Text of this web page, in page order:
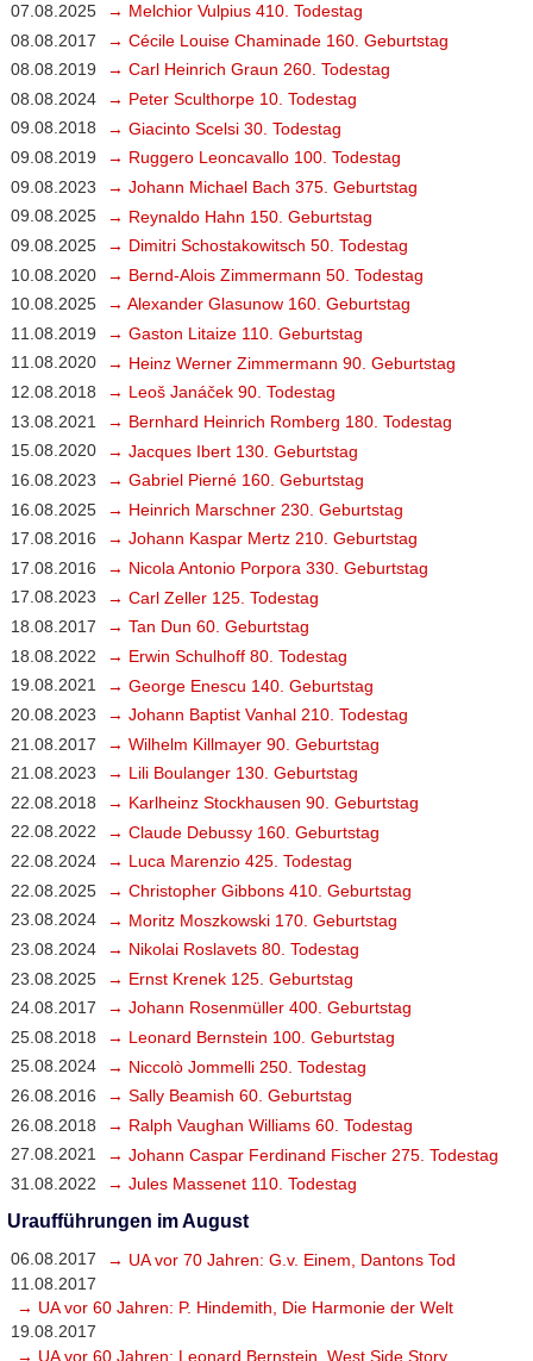
07.08.2025
→ Melchior Vulpius 410. Todestag
08.08.2017
→ Cécile Louise Chaminade 160. Geburtstag
08.08.2019
→ Carl Heinrich Graun 260. Todestag
08.08.2024
→ Peter Sculthorpe 10. Todestag
09.08.2018
→ Giacinto Scelsi 30. Todestag
09.08.2019
→ Ruggero Leoncavallo 100. Todestag
09.08.2023
→ Johann Michael Bach 375. Geburtstag
09.08.2025
→ Reynaldo Hahn 150. Geburtstag
09.08.2025
→ Dimitri Schostakowitsch 50. Todestag
10.08.2020
→ Bernd-Alois Zimmermann 50. Todestag
10.08.2025
→ Alexander Glasunow 160. Geburtstag
11.08.2019
→ Gaston Litaize 110. Geburtstag
11.08.2020
→ Heinz Werner Zimmermann 90. Geburtstag
12.08.2018
→ Leoš Janáček 90. Todestag
13.08.2021
→ Bernhard Heinrich Romberg 180. Todestag
15.08.2020
→ Jacques Ibert 130. Geburtstag
16.08.2023
→ Gabriel Pierné 160. Geburtstag
16.08.2025
→ Heinrich Marschner 230. Geburtstag
17.08.2016
→ Johann Kaspar Mertz 210. Geburtstag
17.08.2016
→ Nicola Antonio Porpora 330. Geburtstag
17.08.2023
→ Carl Zeller 125. Todestag
18.08.2017
→ Tan Dun 60. Geburtstag
18.08.2022
→ Erwin Schulhoff 80. Todestag
19.08.2021
→ George Enescu 140. Geburtstag
20.08.2023
→ Johann Baptist Vanhal 210. Todestag
21.08.2017
→ Wilhelm Killmayer 90. Geburtstag
21.08.2023
→ Lili Boulanger 130. Geburtstag
22.08.2018
→ Karlheinz Stockhausen 90. Geburtstag
22.08.2022
→ Claude Debussy 160. Geburtstag
22.08.2024
→ Luca Marenzio 425. Todestag
22.08.2025
→ Christopher Gibbons 410. Geburtstag
23.08.2024
→ Moritz Moszkowski 170. Geburtstag
23.08.2024
→ Nikolai Roslavets 80. Todestag
23.08.2025
→ Ernst Krenek 125. Geburtstag
24.08.2017
→ Johann Rosenmüller 400. Geburtstag
25.08.2018
→ Leonard Bernstein 100. Geburtstag
25.08.2024
→ Niccolò Jommelli 250. Todestag
26.08.2016
→ Sally Beamish 60. Geburtstag
26.08.2018
→ Ralph Vaughan Williams 60. Todestag
27.08.2021
→ Johann Caspar Ferdinand Fischer 275. Todestag
31.08.2022
→ Jules Massenet 110. Todestag
Uraufführungen im August
06.08.2017
→ UA vor 70 Jahren: G.v. Einem, Dantons Tod
11.08.2017
→ UA vor 60 Jahren: P. Hindemith, Die Harmonie der Welt
19.08.2017
→ UA vor 60 Jahren: Leonard Bernstein, West Side Story